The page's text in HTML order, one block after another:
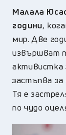
Малала
години,
мир. Две
извършват
активистка
застъпва
Тя е
по чудо